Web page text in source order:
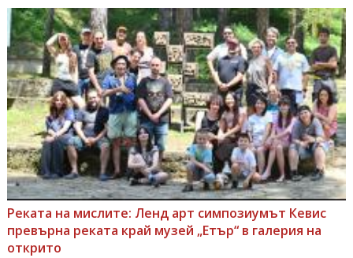
Реката на мислите: Ленд арт симпозиумът Кевис
превърна реката край музей „Етър“ в галерия на
открито